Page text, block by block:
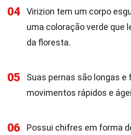
04
Virizion tem um corpo
uma coloração verde que
da floresta.
05
Suas pernas são longas e
movimentos rápidos e
06
Possui chifres em forma